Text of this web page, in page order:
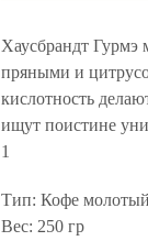
Хаусбрандт Гурмэ
пряными и
кислотность
ищут поистине
1
Тип: Кофе молотый
Вес: 250 гр